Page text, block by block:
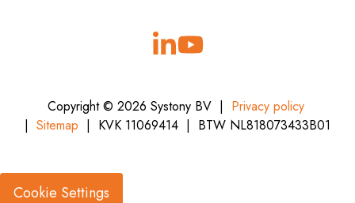
Copyright © 2026 Systony BV | Privacy policy
| Sitemap | KVK 11069414 | BTW NL818073433B01
Cookie Settings